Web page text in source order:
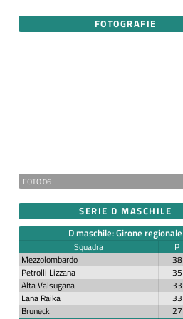
FOTOGRAFIE
FOTO 06
SERIE D MASCHILE
D maschile: Girone regionale
Squadra P
Mezzolombardo
38
Petrolli Lizzana
35
Alta Valsugana
33
Lana Raika
33
Bruneck
27